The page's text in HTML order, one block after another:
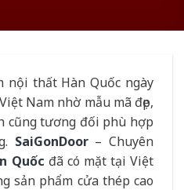
nội thất Hàn Quốc ngày
Nam nhờ mẫu mã đẹp,
cũng tương đối phù hợp
SaiGonDoor– Chuyên
Quốc đã có mặt tại Việt
sản phẩm cửa thép cao